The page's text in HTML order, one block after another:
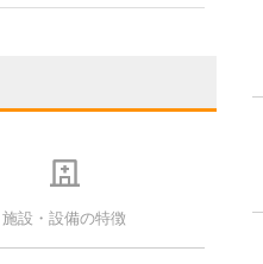
施設・設備の特徴